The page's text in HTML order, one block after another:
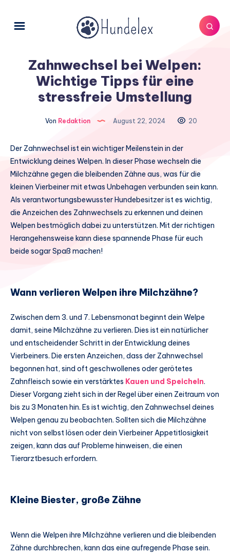
Zahnwechsel bei Welpen:
Wichtige Tipps für eine
stressfreie Umstellung
Von Redaktion August 22, 2024 20
Der Zahnwechsel ist ein wichtiger Meilenstein in der
Entwicklung deines Welpen. In dieser Phase wechseln die
Milchzähne gegen die bleibenden Zähne aus, was für die
kleinen Vierbeiner mit etwas Unbehagen verbunden sein kann.
Als verantwortungsbewusster Hundebesitzer ist es wichtig,
die Anzeichen des Zahnwechsels zu erkennen und deinen
Welpen bestmöglich dabei zu unterstützen. Mit der richtigen
Herangehensweise kann diese spannende Phase für euch
beide sogar Spaß machen!
Wann verlieren Welpen ihre Milchzähne?
Zwischen dem 3. und 7. Lebensmonat beginnt dein Welpe
damit, seine Milchzähne zu verlieren. Dies ist ein natürlicher
und entscheidender Schritt in der Entwicklung deines
Vierbeiners. Die ersten Anzeichen, dass der Zahnwechsel
begonnen hat, sind oft geschwollenes oder gerötetes
Zahnfleisch sowie ein verstärktes Kauen und Speicheln.
Dieser Vorgang zieht sich in der Regel über einen Zeitraum von
bis zu 3 Monaten hin. Es ist wichtig, den Zahnwechsel deines
Welpen genau zu beobachten. Sollten sich die Milchzähne
nicht von selbst lösen oder dein Vierbeiner Appetitlosigkeit
zeigen, kann das auf Probleme hinweisen, die einen
Tierarztbesuch erfordern.
Kleine Biester, große Zähne
Wenn die Welpen ihre Milchzähne verlieren und die bleibenden
Zähne durchbrechen, kann das eine aufregende Phase sein.